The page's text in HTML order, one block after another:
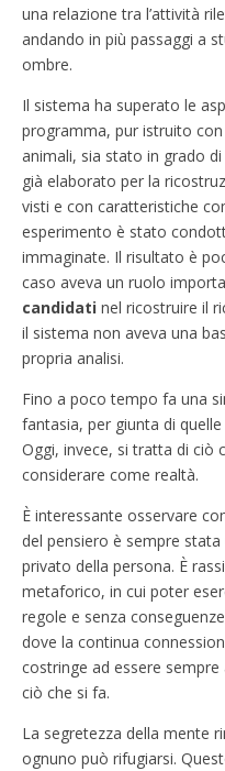
una relazione tra l’attività
andando in più passaggi a
ombre.
Il sistema ha superato le
programma, pur istruito
animali, sia stato in grado
già elaborato per la
visti e con caratteristiche
esperimento è stato
immaginate. Il risultato è
caso aveva un ruolo
candidati nel ricostruire il
il sistema non aveva una
propria analisi.
Fino a poco tempo fa una
fantasia, per giunta di
Oggi, invece, si tratta di ciò
considerare come realtà.
È interessante osservare
del pensiero è sempre
privato della persona. È
metaforico, in cui poter
regole e senza
dove la continua
costringe ad essere
ciò che si fa.
La segretezza della mente
ognuno può rifugiarsi.